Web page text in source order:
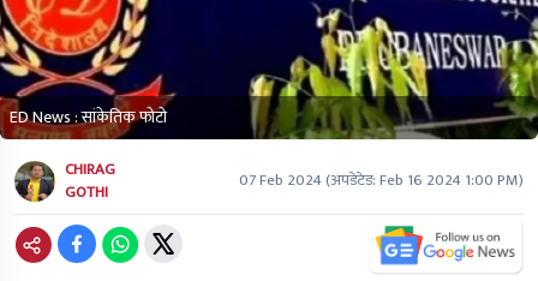
ED News : सांकेतिक फोटो
CHIRAG
GOTHI
07 Feb 2024(अपडेटेड:Feb 16 2024 1:00 PM)